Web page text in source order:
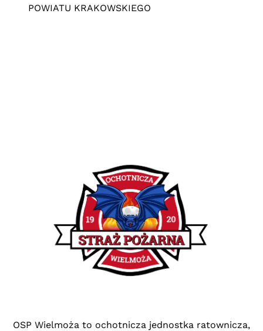
POWIATU KRAKOWSKIEGO
OSP Wielmoża to ochotnicza jednostka ratownicza,